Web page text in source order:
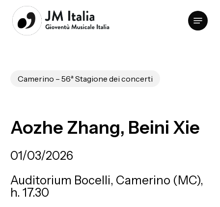
Skip
main
Menu
Camerino – 56ª Stagione dei concerti
Aozhe Zhang, Beini Xie
01/03/2026
Auditorium Bocelli, Camerino (MC),
h. 17.30
Close